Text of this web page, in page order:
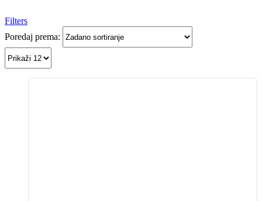
Filters
Poredaj prema: